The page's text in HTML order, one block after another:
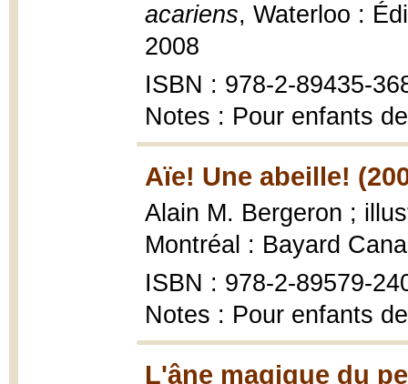
acariens, Waterloo :
2008
ISBN : 978-2-89435-
Notes : Pour enfants
Aïe! Une abeille!
Alain M. Bergeron ;
Montréal : Bayard
ISBN : 978-2-89579-
Notes : Pour enfants
L'âne magique du